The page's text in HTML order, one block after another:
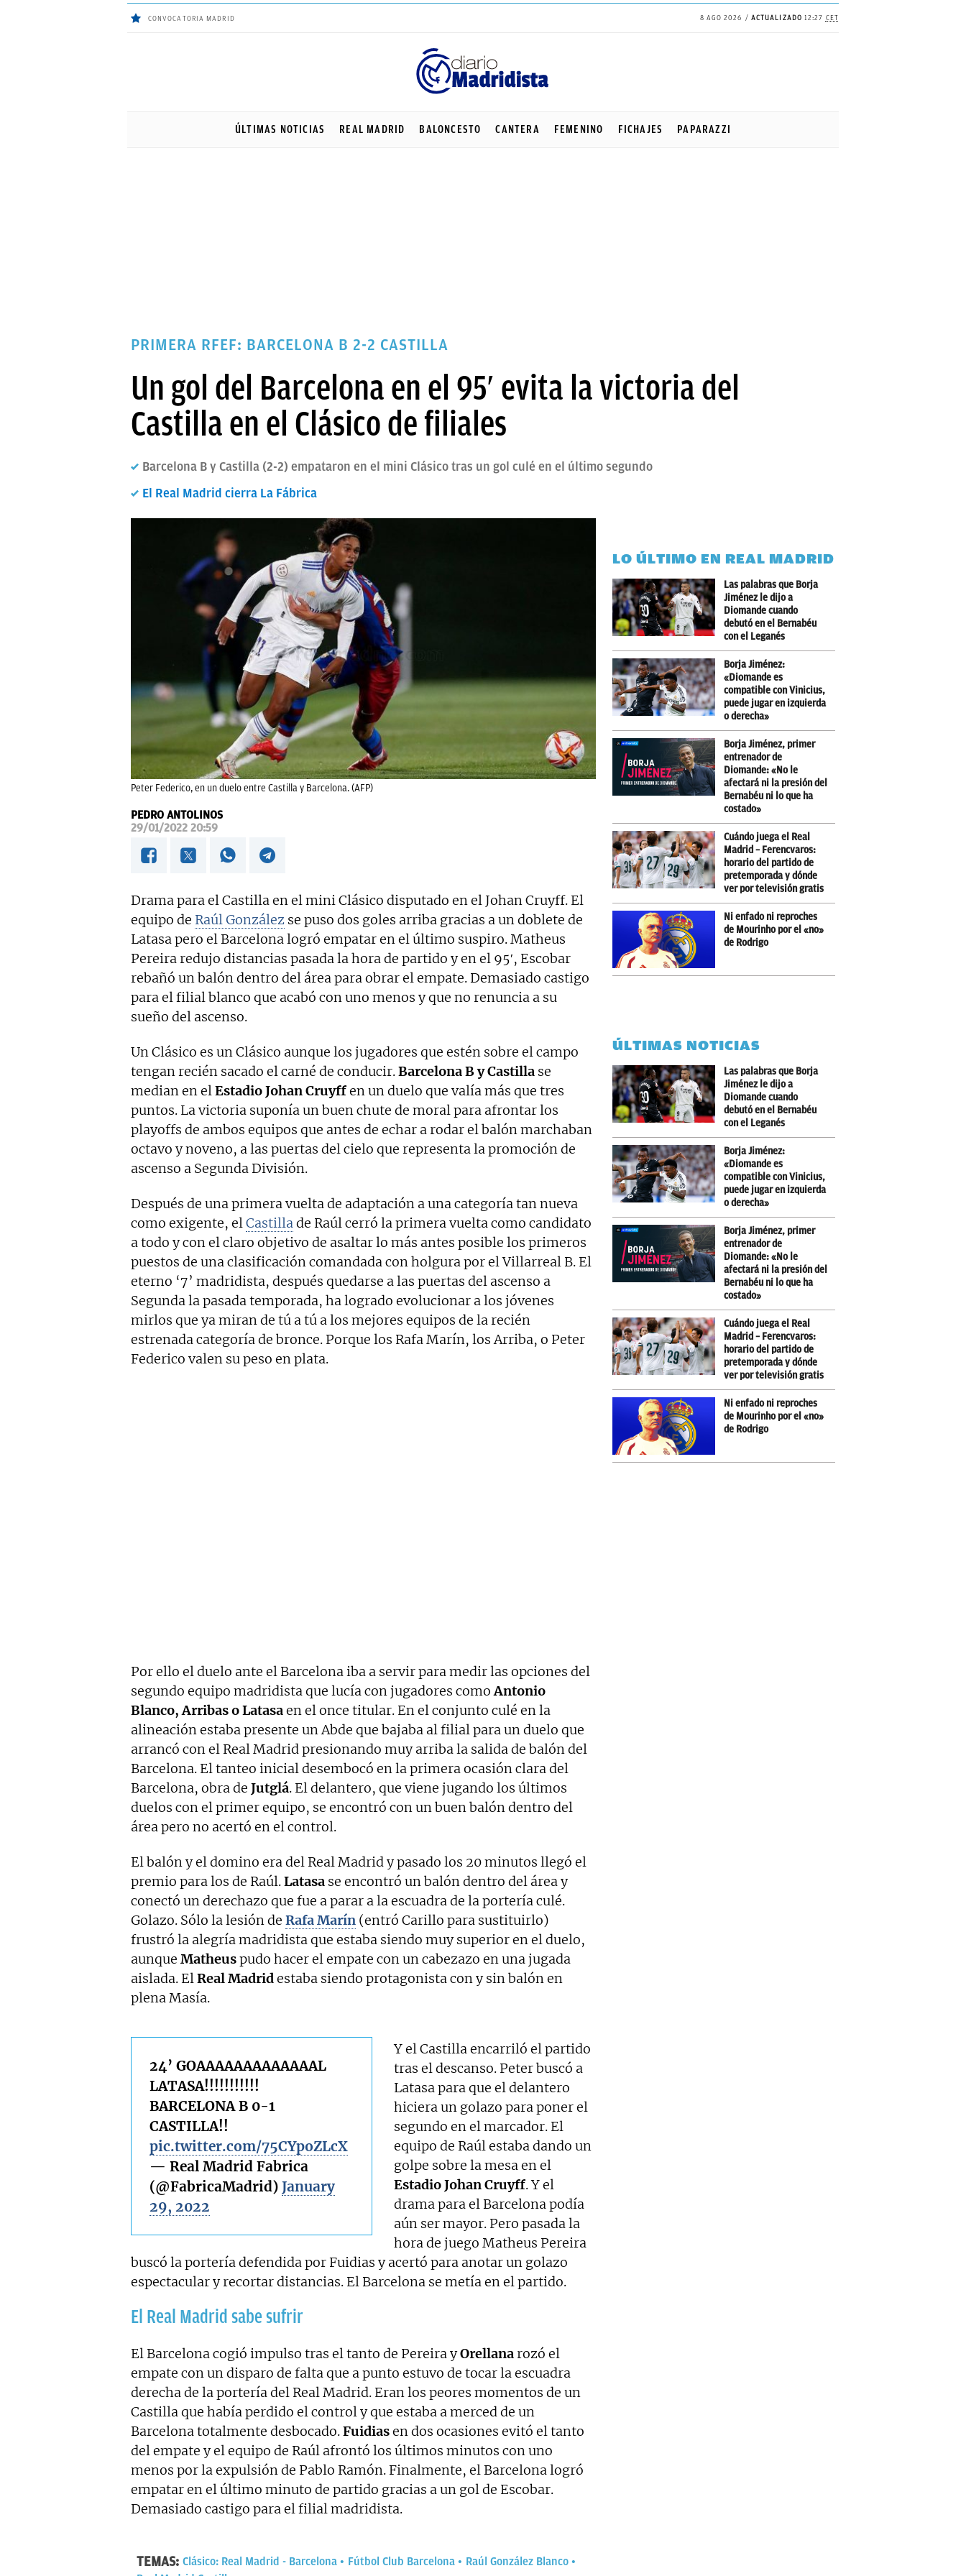
CONVOCATORIA MADRID 8 AGO 2026 ACTUALIZADO 12:27 CET
ÚLTIMAS NOTICIAS REAL MADRID BALONCESTO CANTERA FEMENINO FICHAJES PAPARAZZI
PRIMERA RFEF: BARCELONA B 2-2 CASTILLA
Un gol del Barcelona en el 95′ evita la victoria del
Castilla en el Clásico de filiales
Barcelona B y Castilla (2-2) empataron en el mini Clásico tras un gol culé en el último segundo
El Real Madrid cierra La Fábrica
Peter Federico, en un duelo entre Castilla y Barcelona. (AFP)
PEDRO ANTOLINOS
29/01/2022 20:59
Drama para el Castilla en el mini Clásico disputado en el Johan Cruyff. El
equipo de Raúl González se puso dos goles arriba gracias a un doblete de
Latasa pero el Barcelona logró empatar en el último suspiro. Matheus
Pereira redujo distancias pasada la hora de partido y en el 95′, Escobar
rebañó un balón dentro del área para obrar el empate. Demasiado castigo
para el filial blanco que acabó con uno menos y que no renuncia a su
sueño del ascenso.
Un Clásico es un Clásico aunque los jugadores que estén sobre el campo
tengan recién sacado el carné de conducir.Barcelona B y Castilla se
median en elEstadio Johan Cruyffen un duelo que valía más que tres
puntos. La victoria suponía un buen chute de moral para afrontar los
playoffs de ambos equipos que antes de echar a rodar el balón marchaban
octavo y noveno, a las puertas del cielo que representa la promoción de
ascenso a Segunda División.
Después de una primera vuelta de adaptación a una categoría tan nueva
como exigente, elCastillade Raúl cerró la primera vuelta como candidato
a todo y con el claro objetivo de asaltar lo más antes posible los primeros
puestos de una clasificación comandada con holgura por el Villarreal B. El
eterno ‘7’ madridista, después quedarse a las puertas del ascenso a
Segunda la pasada temporada, ha logrado evolucionar a los jóvenes
mirlos que ya miran de tú a tú a los mejores equipos de la recién
estrenada categoría de bronce. Porque los Rafa Marín, los Arriba, o Peter
Federico valen su peso en plata.
Por ello el duelo ante el Barcelona iba a servir para medir las opciones del
segundo equipo madridista que lucía con jugadores comoAntonio
Blanco, Arribas o Latasaen el once titular. En el conjunto culé en la
alineación estaba presente un Abde que bajaba al filial para un duelo que
arrancó con el Real Madrid presionando muy arriba la salida de balón del
Barcelona. El tanteo inicial desembocó en la primera ocasión clara del
Barcelona, obra de Jutglá. El delantero, que viene jugando los últimos
duelos con el primer equipo, se encontró con un buen balón dentro del
área pero no acertó en el control.
El balón y el domino era del Real Madrid y pasado los 20 minutos llegó el
premio para los de Raúl.Latasa se encontró un balón dentro del área y
conectó un derechazo que fue a parar a la escuadra de la portería culé.
Golazo. Sólo la lesión de Rafa Marín (entró Carillo para sustituirlo)
frustró la alegría madridista que estaba siendo muy superior en el duelo,
aunque Matheuspudo hacer el empate con un cabezazo en una jugada
aislada. ElReal Madridestaba siendo protagonista con y sin balón en
plena Masía.
24’ GOAAAAAAAAAAAAAL
LATASA!!!!!!!!!!!
BARCELONA B 0-1
CASTILLA!!
pic.twitter.com/75CYpoZLcX
— Real Madrid Fabrica
(@FabricaMadrid) January
29, 2022
Y el Castilla encarriló el partido
tras el descanso. Peter buscó a
Latasa para que el delantero
hiciera un golazo para poner el
segundo en el marcador. El
equipo de Raúl estaba dando un
golpe sobre la mesa en el
Estadio Johan Cruyff. Y el
drama para el Barcelona podía
aún ser mayor. Pero pasada la
hora de juego Matheus Pereira
buscó la portería defendida por Fuidias y acertó para anotar un golazo
espectacular y recortar distancias. El Barcelona se metía en el partido.
El Real Madrid sabe sufrir
El Barcelona cogió impulso tras el tanto de Pereira yOrellanarozó el
empate con un disparo de falta que a punto estuvo de tocar la escuadra
derecha de la portería del Real Madrid. Eran los peores momentos de un
Castilla que había perdido el control y que estaba a merced de un
Barcelona totalmente desbocado.Fuidiasen dos ocasiones evitó el tanto
del empate y el equipo de Raúl afrontó los últimos minutos con uno
menos por la expulsión de Pablo Ramón. Finalmente, el Barcelona logró
empatar en el último minuto de partido gracias a un gol de Escobar.
Demasiado castigo para el filial madridista.
TEMAS: Clásico: Real Madrid - Barcelona Fútbol Club Barcelona
Raúl González Blanco
LO ÚLTIMO EN REAL MADRID
Las palabras que Borja
Jiménez le dijo a
Diomande cuando
debutó en el Bernabéu
con el Leganés
Borja Jiménez:
«Diomande es
compatible con Vinicius,
puede jugar en izquierda
o derecha»
Borja Jiménez, primer
entrenador de
Diomande: «No le
afectará ni la presión del
Bernabéu ni lo que ha
costado»
Cuándo juega el Real
Madrid – Ferencvaros:
horario del partido de
pretemporada y dónde
ver por televisión gratis
Ni enfado ni reproches
de Mourinho por el «no»
de Rodrigo
ÚLTIMAS NOTICIAS
Las palabras que Borja
Jiménez le dijo a
Diomande cuando
debutó en el Bernabéu
con el Leganés
Borja Jiménez:
«Diomande es
compatible con Vinicius,
puede jugar en izquierda
o derecha»
Borja Jiménez, primer
entrenador de
Diomande: «No le
afectará ni la presión del
Bernabéu ni lo que ha
costado»
Cuándo juega el Real
Madrid – Ferencvaros:
horario del partido de
pretemporada y dónde
ver por televisión gratis
Ni enfado ni reproches
de Mourinho por el «no»
de Rodrigo